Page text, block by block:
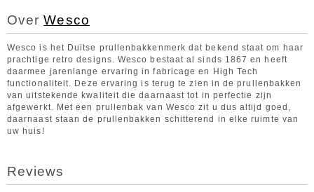
OverWesco
Wesco is het Duitse prullenbakkenmerk dat bekend staat om haar
prachtige retro designs. Wesco bestaat al sinds 1867 en heeft
daarmee jarenlange ervaring in fabricage en High Tech
functionaliteit. Deze ervaring is terug te zien in de prullenbakken
van uitstekende kwaliteit die daarnaast tot in perfectie zijn
afgewerkt. Met een prullenbak van Wesco zit u dus altijd goed,
daarnaast staan de prullenbakken schitterend in elke ruimte van
uw huis!
Reviews